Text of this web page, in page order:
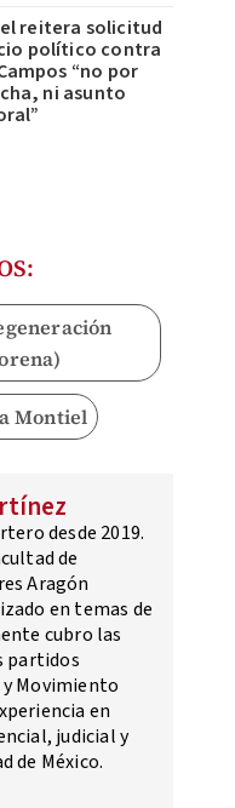
reitera solicitud
político contra
“no por
ni asunto
Montiel
desde 2019.
de
Aragón
en temas de
cubro las
partidos
Movimiento
en
judicial y
de México.